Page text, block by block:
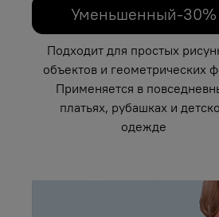
Уменьшенный-30%
Подходит для простых
объектов и геометрических
Применяется в
платьях, рубашках и
одежде